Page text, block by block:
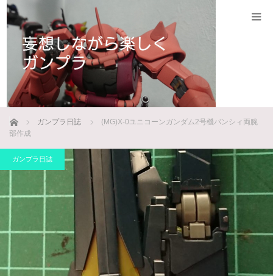
ホーム ガンプラ日誌
(MG)X-0ユニコーンガンダム2号機バンシィ両腕
部作成
ガンプラ日誌